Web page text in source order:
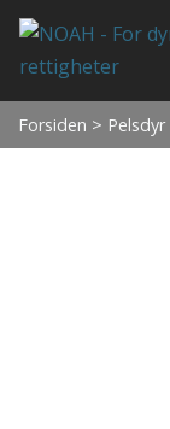
Forsiden > Pelsdyr